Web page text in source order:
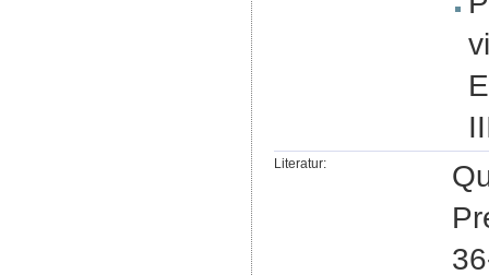
Literatur: